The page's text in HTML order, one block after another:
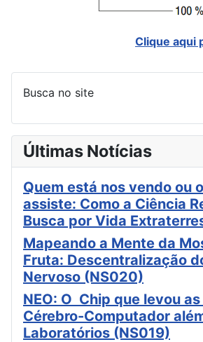
Clique aqui
Busca no site
Últimas Notícias
Quem está nos vendo ou
assiste: Como a Ciência
Busca por Vida
Mapeando a Mente da
Fruta: Descentralização
Nervoso (NS020)
NEO: O Chip que levou
Cérebro-Computador
Laboratórios (NS019)